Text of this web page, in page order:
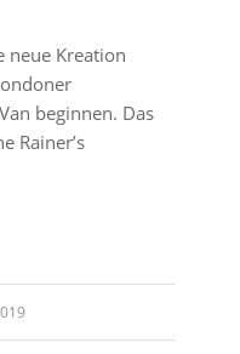
neue Kreation
beginnen. Das
Rainer’s